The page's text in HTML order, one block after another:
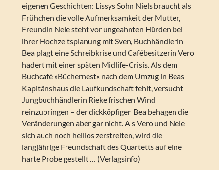
eigenen Geschichten: Lissys Sohn Niels braucht als
Frühchen die volle Aufmerksamkeit der Mutter,
Freundin Nele steht vor ungeahnten Hürden bei
ihrer Hochzeitsplanung mit Sven, Buchhändlerin
Bea plagt eine Schreibkrise und Cafébesitzerin Vero
hadert mit einer späten Midlife-Crisis. Als dem
Buchcafé »Büchernest« nach dem Umzug in Beas
Kapitänshaus die Laufkundschaft fehlt, versucht
Jungbuchhändlerin Rieke frischen Wind
reinzubringen – der dickköpfigen Bea behagen die
Veränderungen aber gar nicht. Als Vero und Nele
sich auch noch heillos zerstreiten, wird die
langjährige Freundschaft des Quartetts auf eine
harte Probe gestellt … (Verlagsinfo)